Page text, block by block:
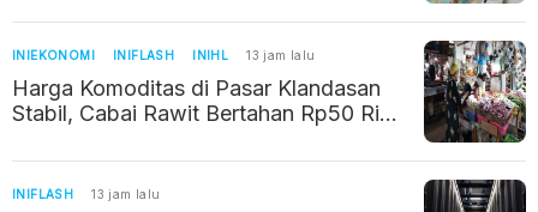
INIEKONOMI INIFLASH INIHL 13 jam lalu
Harga Komoditas di Pasar Klandasan
Stabil, Cabai Rawit Bertahan Rp50 Ribu
INIFLASH 13 jam lalu